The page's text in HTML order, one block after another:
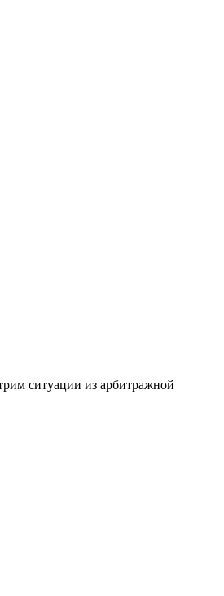
ситуации из арбитражной